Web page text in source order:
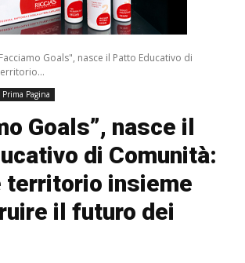
Goals", nasce il Patto Educativo di
Prima Pagina
Goals”, nasce il
di Comunità:
territorio insieme
il futuro dei